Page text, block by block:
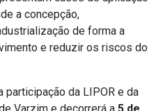
a concepção,
de forma a
e reduzir os riscos do
participação da LIPOR e da